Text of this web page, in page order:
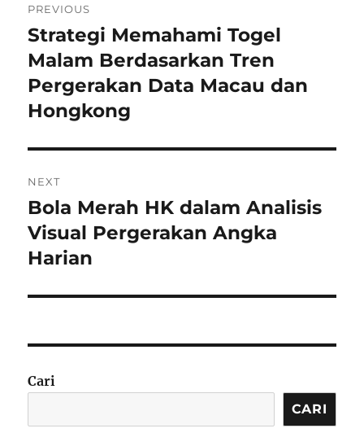
pos
PREVIOUS
Previous
post:
Strategi Memahami Togel
Malam Berdasarkan Tren
Pergerakan Data Macau dan
Hongkong
NEXT
Next
post:
Bola Merah HK dalam Analisis
Visual Pergerakan Angka
Harian
Cari
CARI